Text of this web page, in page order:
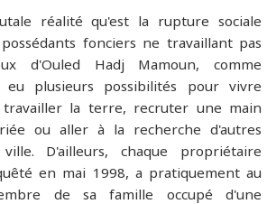
réalité qu'est la rupture sociale
fonciers ne travaillant pas
d'Ouled Hadj Mamoun, comme
plusieurs possibilités pour vivre
la terre, recruter une main
ou aller à la recherche d'autres
D'ailleurs, chaque propriétaire
en mai 1998, a pratiquement au
de sa famille occupé d'une